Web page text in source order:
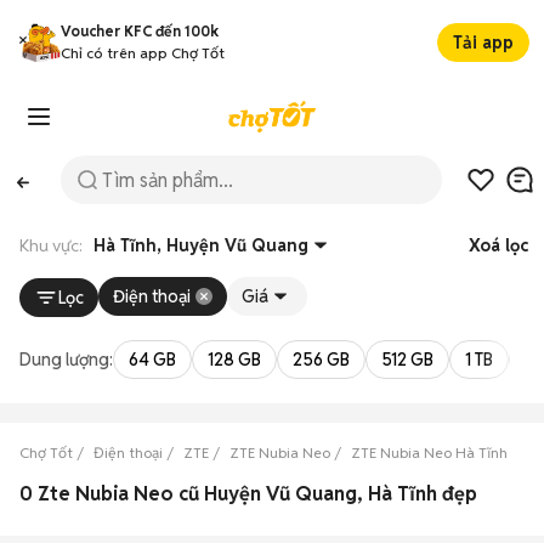
Voucher KFC đến 100k
Chỉ có trên app Chợ Tốt
Tải app
Khu vực: Hà Tĩnh, Huyện Vũ Quang Xoá lọc
Lọc Điện thoại Giá
Dung lượng: 64 GB 128 GB 256 GB 512 GB 1 TB
Chợ Tốt Điện thoại ZTE ZTE Nubia Neo ZTE Nubia Neo Hà Tĩnh
0 Zte Nubia Neo cũ Huyện Vũ Quang, Hà Tĩnh đẹp